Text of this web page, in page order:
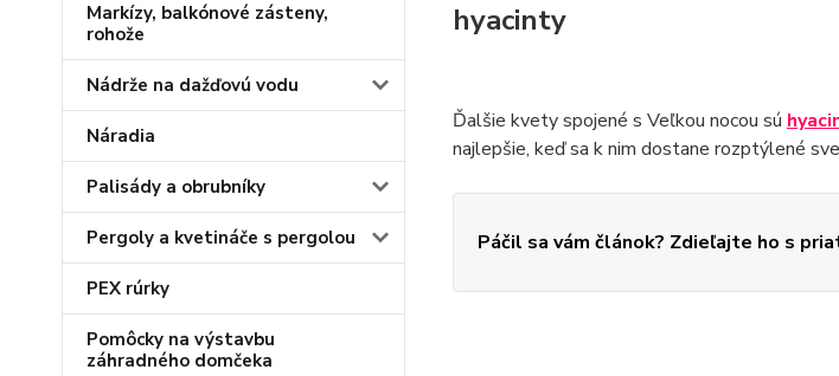
Markízy, balkónové zásteny,
rohože
Nádrže na dažďovú vodu
Náradia
Palisády a obrubníky
Pergoly a kvetináče s pergolou
PEX rúrky
Pomôcky na výstavbu
záhradného domčeka
hyacinty
Ďalšie kvety spojené s Veľkou nocou sú
najlepšie, keď sa k nim dostane rozptýlené
Páčil sa vám článok? Zdieľajte ho s